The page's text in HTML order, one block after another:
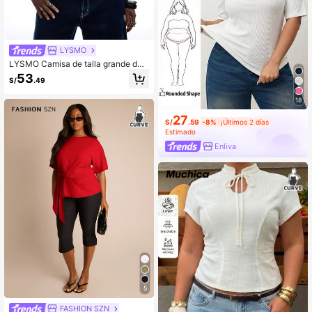
LYSMO
LYSMO Camisa de talla grande de
unicolor minimalista de verano con
detalle de cuello con botones
S/53.49
5
FASHION SZN
18
S/27.59 -8% ¡Últimos 2 días
Estimado
Enliva